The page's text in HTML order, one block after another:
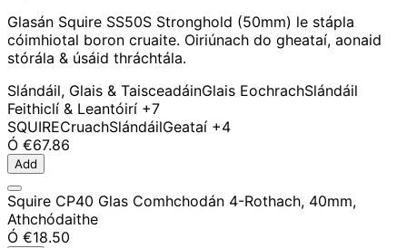
Glasán Squire SS50S Stronghold (50mm) le stápla
cóimhiotal boron cruaite. Oiriúnach do gheataí, aonaid
stórála & úsáid thráchtála.
Slándáil, Glais & TaisceadáinGlais EochrachSlándáil
Feithiclí & Leantóirí +7
SQUIRECruachSlándáilGeataí +4
Ó €67.86
Add
Squire CP40 Glas Comhchodán 4-Rothach, 40mm,
Athchódaithe
Ó €18.50